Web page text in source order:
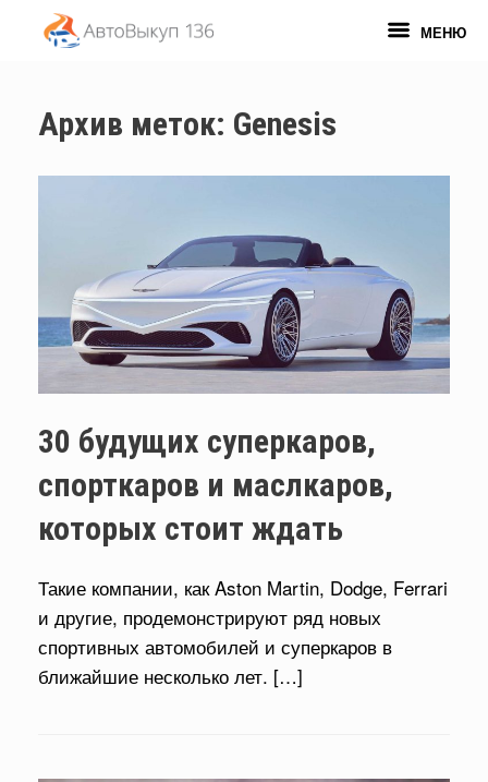
содержанию
МЕНЮ
Архив меток: Genesis
30 будущих суперкаров,
спорткаров и маслкаров,
которых стоит ждать
Такие компании, как Aston Martin, Dodge, Ferrari
и другие, продемонстрируют ряд новых
спортивных автомобилей и суперкаров в
ближайшие несколько лет. […]